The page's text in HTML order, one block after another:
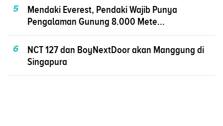
5
Mendaki Everest, Pendaki Wajib Punya
Pengalaman Gunung 8.000 Mete...
6
NCT 127 dan BoyNextDoor akan Manggung di
Singapura